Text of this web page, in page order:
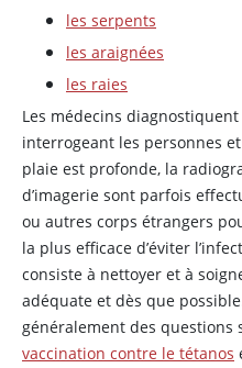
les serpents
les araignées
les raies
Les médecins
interrogeant les personnes
plaie est profonde, la
d’imagerie sont parfois
ou autres corps étrangers
la plus efficace d’éviter
consiste à nettoyer et à
adéquate et dès que
généralement des questions
vaccination contre le tétanos